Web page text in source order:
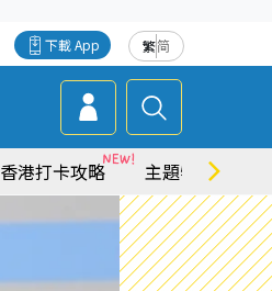
繁简
下載 App
香港打卡攻略 主題特集